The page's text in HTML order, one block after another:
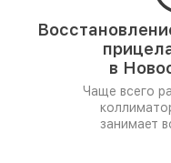
в
Чаще всего
занимает